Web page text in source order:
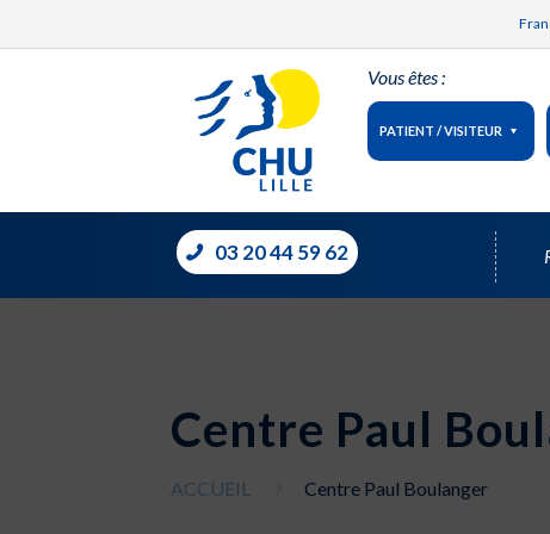
Vous êtes :
PATIENT / VISITEUR
03 20 44 59 62
Centre Paul
ACCUEIL Centre Paul Boulanger